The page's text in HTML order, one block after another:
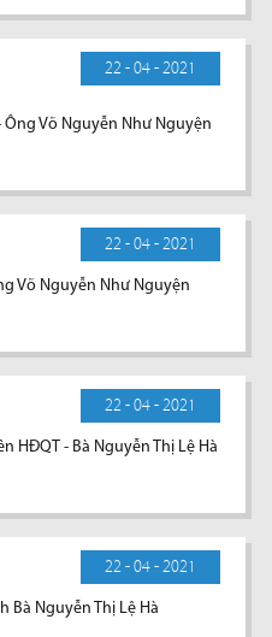
22 - 04 - 2021
Võ Nguyễn Như Nguyện
22 - 04 - 2021
Võ Nguyễn Như Nguyện
22 - 04 - 2021
HĐQT - Bà Nguyễn Thị Lệ Hà
22 - 04 - 2021
Bà Nguyễn Thị Lệ Hà